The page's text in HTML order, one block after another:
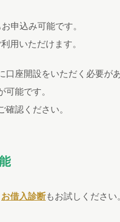
申込み可能です。
用いただけます。
座開設をいただく必要があ
能です。
確認ください。
お借入診断もお試しください